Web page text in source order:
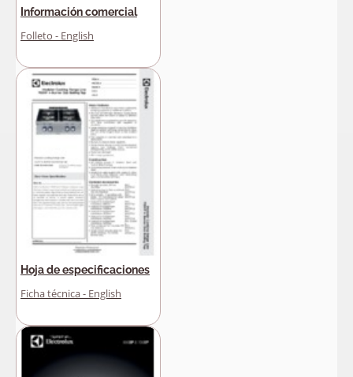
Información comercial
Folleto - English
Hoja de especificaciones
Ficha técnica - English